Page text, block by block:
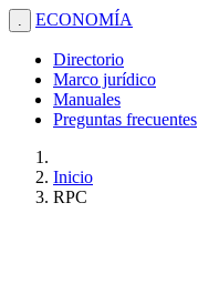
. ECONOMÍA
Directorio
Marco jurídico
Manuales
Preguntas frecuentes
Inicio
RPC